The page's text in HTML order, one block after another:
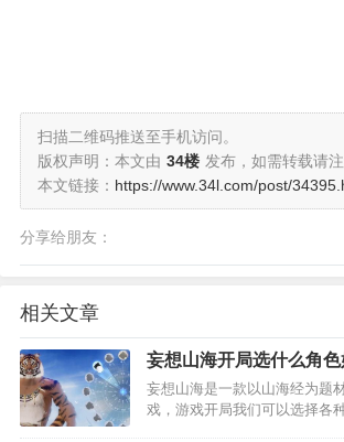
扫描二维码推送至手机访问。
版权声明：本文由 34楼 发布，如需转载请注
本文链接： https://www.34l.com/post/
分享给朋友：
相关文章
妄想山海开局选什么角
择推荐
妄想山海是一款以山海经为题
戏，游戏开局我们可以选择各